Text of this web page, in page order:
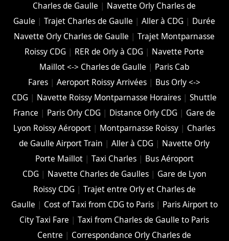
Charles de Gaulle | Navette Orly Charles de
Gaule |Trajet Charles de Gaulle |Aller à CDG | Durée
Navette Orly Charles de Gaulle |Trajet Montparnasse
Roissy CDG | RER de Orly à CDG | Navette Porte
Maillot <-> Charles de Gaulle | Paris Cab
Fares |Aeroport Roissy Arrivées | Bus Orly <->
CDG | Navette Roissy Montparnasse Horaires |Shuttle
France | Paris Orly CDG | Distance Orly CDG | Gare de
Lyon Roissy Aéroport | Montparnasse Roissy | Charles
de Gaulle Airport Train |Aller à CDG | Navette Orly
Porte Maillot| Taxi Charles| Bus Aéroport
CDG | Navette Charles de Gaulles| Gare de Lyon
Roissy CDG | Trajet entre Orly et Charles de
Gaulle | Cost of Taxi from CDG to Paris| Paris Airport to
City Taxi Fare |Taxi from Charles de Gaulle to Paris
Centre | Correspondance Orly Charles de